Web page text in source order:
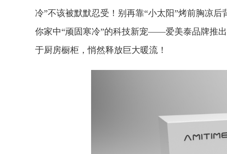
冷”不该被默默忍受！别再靠“小太阳”烤前胸凉
你家中“顽固寒冷”的科技新宠——‌爱美泰品牌推
于厨房橱柜，悄然释放巨大暖流！